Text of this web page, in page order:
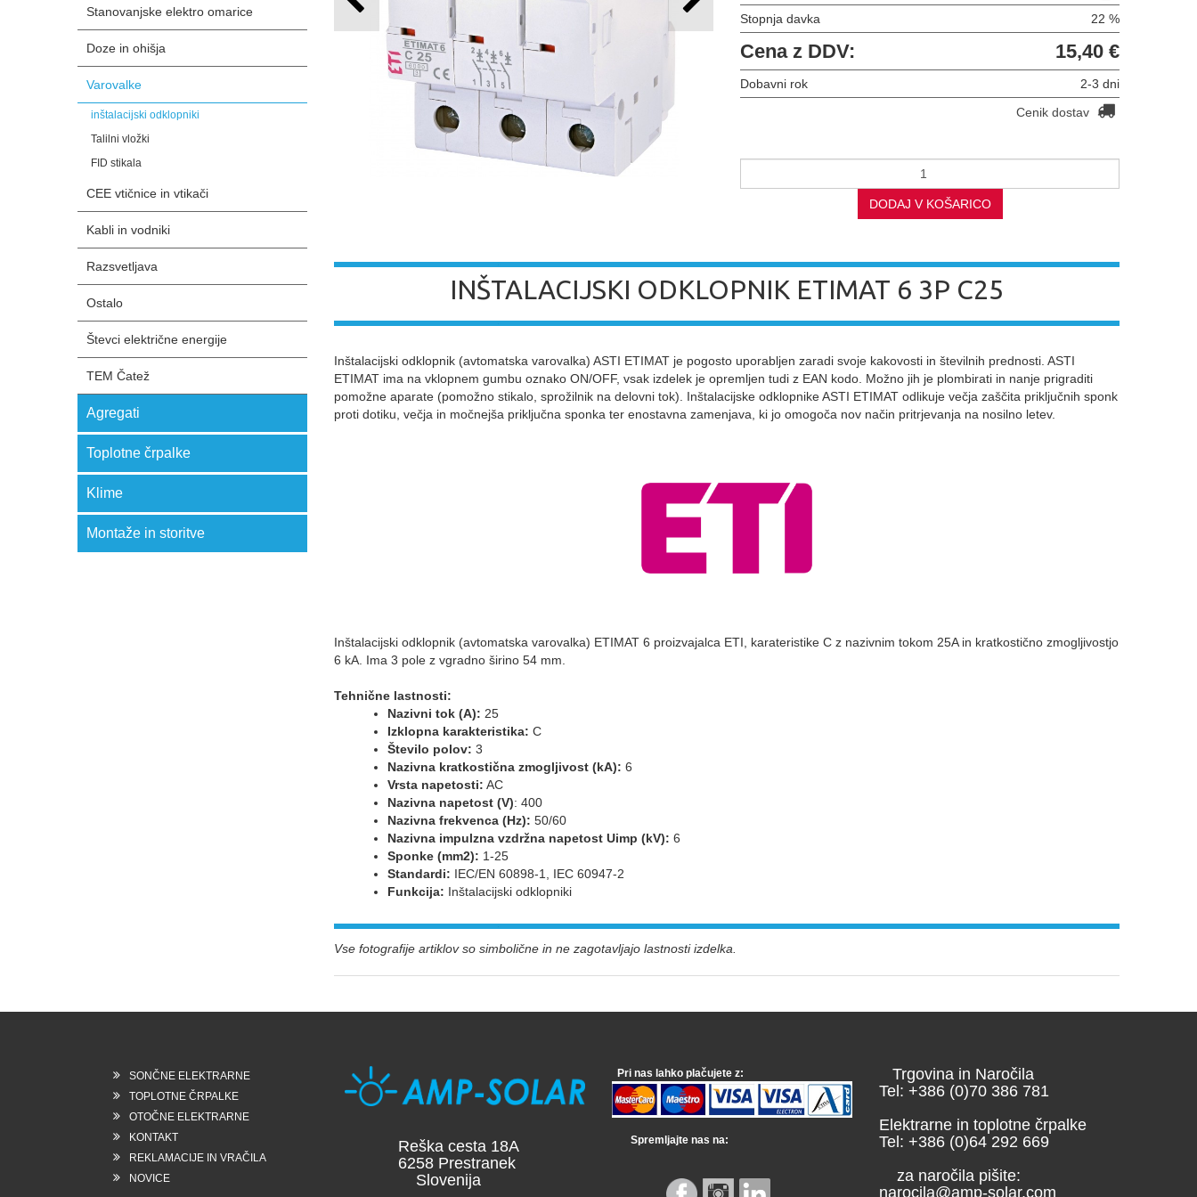
Stanovanjske elektro omarice
Doze in ohišja
Varovalke
inštalacijski odklopniki
Talilni vložki
FID stikala
CEE vtičnice in vtikači
Kabli in vodniki
Razsvetljava
Ostalo
Števci električne energije
TEM Čatež
Agregati
Toplotne črpalke
Klime
Montaže in storitve
Stopnja davka 22 %
Cena z DDV: 15,40 €
Dobavni rok
2-3 dni
Cenik dostav
DODAJ V KOŠARICO
INŠTALACIJSKI ODKLOPNIK ETIMAT 6 3P C25
Inštalacijski odklopnik (avtomatska varovalka) ASTI ETIMAT je pogosto uporabljen zaradi svoje kakovosti in številnih prednosti. ASTI
ETIMAT ima na vklopnem gumbu oznako ON/OFF, vsak izdelek je opremljen tudi z EAN kodo. Možno jih je plombirati in nanje prigraditi
pomožne aparate (pomožno stikalo, sprožilnik na delovni tok). Inštalacijske odklopnike ASTI ETIMAT odlikuje večja zaščita priključnih sponk
proti dotiku, večja in močnejša priključna sponka ter enostavna zamenjava, ki jo omogoča nov način pritrjevanja na nosilno letev.
Inštalacijski odklopnik (avtomatska varovalka) ETIMAT 6 proizvajalca ETI, karateristike C z nazivnim tokom 25A in kratkostično zmogljivostjo
6 kA. Ima 3 pole z vgradno širino 54 mm.
Tehnične lastnosti:
Nazivni tok (A): 25
Izklopna karakteristika: C
Število polov: 3
Nazivna kratkostična zmogljivost (kA): 6
Vrsta napetosti: AC
Nazivna napetost (V): 400
Nazivna frekvenca (Hz): 50/60
Nazivna impulzna vzdržna napetost Uimp (kV): 6
Sponke (mm2): 1-25
Standardi: IEC/EN 60898-1, IEC 60947-2
Funkcija: Inštalacijski odklopniki
Vse fotografije artiklov so simbolične in ne zagotavljajo lastnosti izdelka.
SONČNE ELEKTRARNE
TOPLOTNE ČRPALKE
OTOČNE ELEKTRARNE
KONTAKT
REKLAMACIJE IN VRAČILA
NOVICE
Reška cesta 18A
6258 Prestranek
Slovenija
Pri nas lahko plačujete z:
Spremljajte nas na:
Trgovina in Naročila
Tel: +386 (0)70 386 781
Elektrarne in toplotne črpalke
Tel: +386 (0)64 292 669
za naročila pišite:
narocila@amp-solar.com